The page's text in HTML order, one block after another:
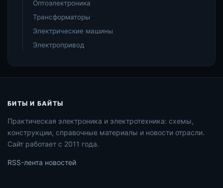
Оптоэлектроника
Трансформаторы
Электрические машины
Электропривод
БИТЫ И БАЙТЫ
Практическая электроника и электротехника: схемы,
конструкции, справочные материалы и новости отрасли.
Сайт работает с 2011 года.
RSS-лента новостей